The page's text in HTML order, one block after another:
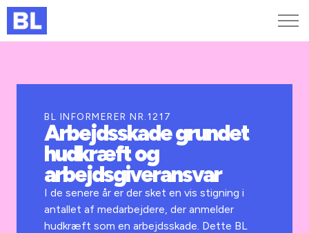
Kurser og arrangementer
Jobportalen
BL INFORMERER NR.1217
Arbejdsskade grundet
hudkræft og
arbejdsgiveransvar
I de senere år er der sket en vis stigning i
antallet af medarbejdere, der anmelder
hudkræft som en arbejdsskade. Dette BL